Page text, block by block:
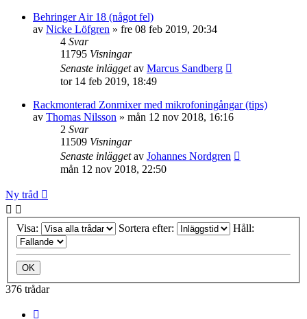
Behringer Air 18 (något fel)
av Nicke Löfgren » fre 08 feb 2019, 20:34
4 Svar
11795 Visningar
Senaste inläggetav Marcus Sandberg
tor 14 feb 2019, 18:49
Rackmonterad Zonmixer med mikrofoningångar (tips)
av Thomas Nilsson » mån 12 nov 2018, 16:16
2 Svar
11509 Visningar
Senaste inläggetav Johannes Nordgren
mån 12 nov 2018, 22:50
Ny tråd
Visa: Sortera efter: Håll:
376 trådar